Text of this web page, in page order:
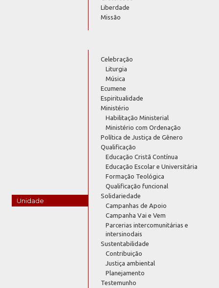
Liberdade
Missão
Unidade
Celebração
Liturgia
Música
Ecumene
Espiritualidade
Ministério
Habilitação Ministerial
Ministério com Ordenação
Política de Justiça de Gênero
Qualificação
Educação Cristã Contínua
Educação Escolar e Universitária
Formação Teológica
Qualificação funcional
Solidariedade
Campanhas de Apoio
Campanha Vai e Vem
Parcerias intercomunitárias e
intersinodais
Sustentabilidade
Contribuição
Justiça ambiental
Planejamento
Testemunho